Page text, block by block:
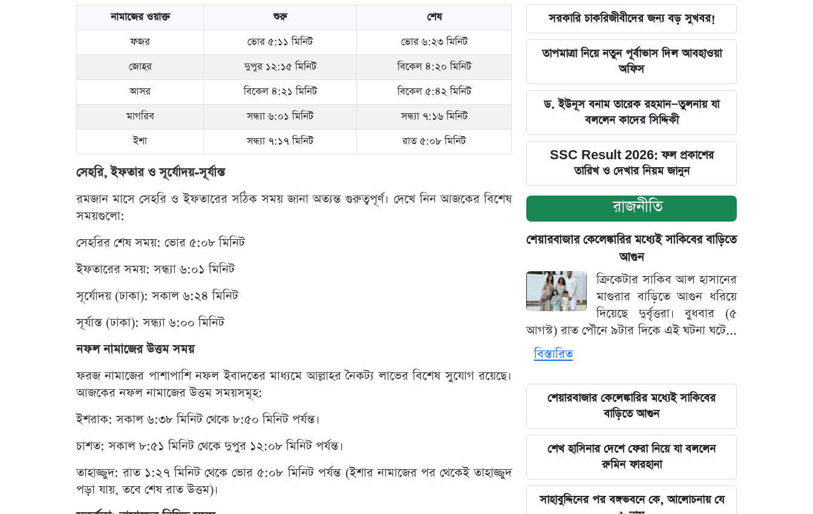
নামাজের ওয়াক্ত শুরু
শেষ
ফজর
ভোর ৫:১১ মিনিট
ভোর ৬:২৩ মিনিট
জোহর
দুপুর ১২:১৫ মিনিট
বিকেল ৪:২০ মিনিট
আসর
বিকেল ৪:২১ মিনিট
বিকেল ৫:৪২ মিনিট
মাগরিব
সন্ধ্যা ৬:০১ মিনিট
সন্ধ্যা ৭:১৬ মিনিট
ইশা
সন্ধ্যা ৭:১৭ মিনিট রাত ৫:০৮ মিনিট
সেহরি, ইফতার ও সূর্যোদয়-সূর্যাস্ত
রমজান মাসে সেহরি ও ইফতারের সঠিক সময় জানা অত্যন্ত গুরুত্বপূর্ণ। দেখে নিন আজকের বিশেষ
সময়গুলো:
সেহরির শেষ সময়: ভোর ৫:০৮ মিনিট
ইফতারের সময়: সন্ধ্যা ৬:০১ মিনিট
সূর্যোদয় (ঢাকা): সকাল ৬:২৪ মিনিট
সূর্যাস্ত (ঢাকা): সন্ধ্যা ৬:০০ মিনিট
নফল নামাজের উত্তম সময়
ফরজ নামাজের পাশাপাশি নফল ইবাদতের মাধ্যমে আল্লাহর নৈকট্য লাভের বিশেষ সুযোগ রয়েছে।
আজকের নফল নামাজের উত্তম সময়সমূহ:
ইশরাক: সকাল ৬:৩৮ মিনিট থেকে ৮:৫০ মিনিট পর্যন্ত।
চাশত: সকাল ৮:৫১ মিনিট থেকে দুপুর ১২:০৮ মিনিট পর্যন্ত।
তাহাজ্জুদ: রাত ১:২৭ মিনিট থেকে ভোর ৫:০৮ মিনিট পর্যন্ত (ইশার নামাজের পর থেকেই তাহাজ্জুদ
পড়া যায়, তবে শেষ রাত উত্তম)।
সরকারি চাকরিজীবীদের জন্য বড় সুখবর!
তাপমাত্রা নিয়ে নতুন পূর্বাভাস দিল আবহাওয়া
অফিস
ড. ইউনূস বনাম তারেক রহমান—তুলনায় যা
বললেন কাদের সিদ্দিকী
SSC Result 2026: ফল প্রকাশের
তারিখ ও দেখার নিয়ম জানুন
রাজনীতি
শেয়ারবাজার কেলেঙ্কারির মধ্যেই সাকিবের বাড়িতে
আগুন
ক্রিকেটার সাকিব আল হাসানের
মাগুরার বাড়িতে আগুন ধরিয়ে
দিয়েছে দুর্বৃত্তরা। বুধবার (৫
আগস্ট) রাত পৌনে ৯টার দিকে এই ঘটনা ঘটে...
বিস্তারিত
শেয়ারবাজার কেলেঙ্কারির মধ্যেই সাকিবের
বাড়িতে আগুন
শেখ হাসিনার দেশে ফেরা নিয়ে যা বললেন
রুমিন ফারহানা
সাহাবুদ্দিনের পর বঙ্গভবনে কে, আলোচনায় যে